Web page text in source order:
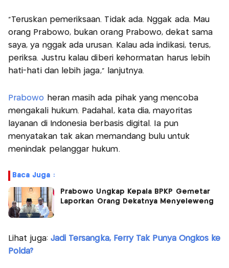
"Teruskan pemeriksaan. Tidak ada. Nggak ada. Mau
orang Prabowo, bukan orang Prabowo, dekat sama
saya, ya nggak ada urusan. Kalau ada indikasi, terus,
periksa. Justru kalau diberi kehormatan harus lebih
hati-hati dan lebih jaga," lanjutnya.
Prabowo heran masih ada pihak yang mencoba
mengakali hukum. Padahal, kata dia, mayoritas
layanan di Indonesia berbasis digital. Ia pun
menyatakan tak akan memandang bulu untuk
menindak pelanggar hukum.
Baca Juga :
Prabowo Ungkap Kepala BPKP Gemetar
Laporkan Orang Dekatnya Menyeleweng
Lihat juga: Jadi Tersangka, Ferry Tak Punya Ongkos ke
Polda?